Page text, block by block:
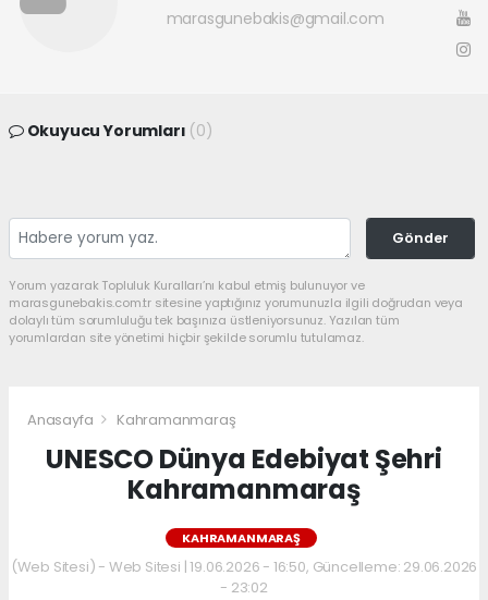
marasgunebakis@gmail.com
Okuyucu Yorumları (0)
Gönder
Yorum yazarak Topluluk Kuralları’nı kabul etmiş bulunuyor ve
marasgunebakis.com.tr sitesine yaptığınız yorumunuzla ilgili doğrudan veya
dolaylı tüm sorumluluğu tek başınıza üstleniyorsunuz. Yazılan tüm
yorumlardan site yönetimi hiçbir şekilde sorumlu tutulamaz.
Anasayfa Kahramanmaraş
UNESCO Dünya Edebiyat Şehri
Kahramanmaraş
KAHRAMANMARAŞ
(Web Sitesi) - Web Sitesi | 19.06.2026 - 16:50, Güncelleme: 29.06.2026
- 23:02